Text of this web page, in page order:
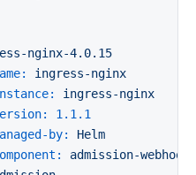
nginx-4.0.15
ingress-nginx
ingress-nginx
1.1 .1
by:
Helm
admission-webhook